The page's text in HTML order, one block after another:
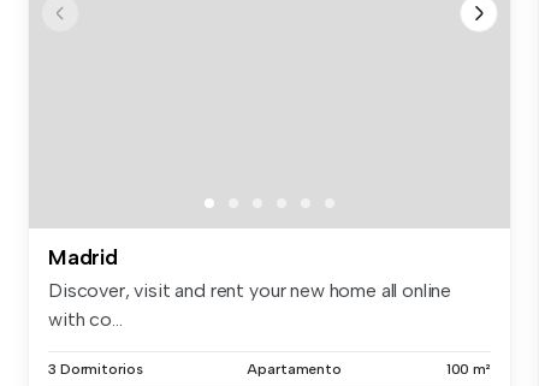
Madrid
Discover, visit and rent your new home all online
with co...
3 Dormitorios Apartamento 100 m²